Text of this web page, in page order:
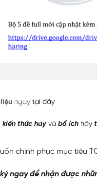
ngay tại đây
kiến thức hay và bổ ích hãy
chinh phục mục tiêu
ngay để nhận được